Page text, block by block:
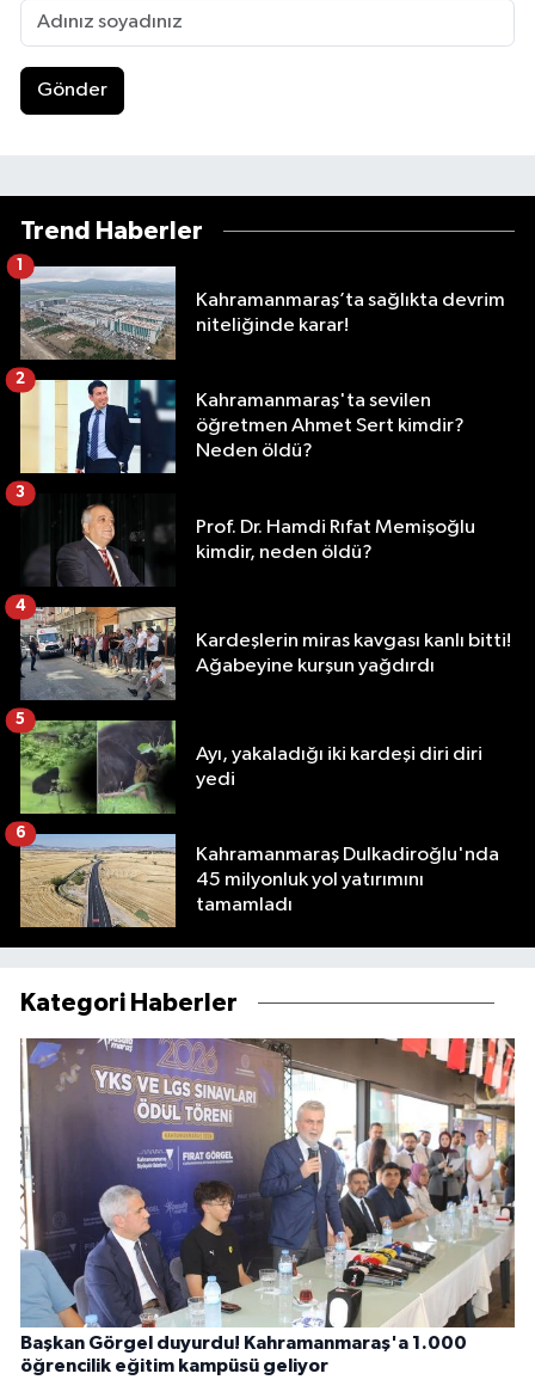
Gönder
Trend Haberler
Kahramanmaraş’ta sağlıkta devrim
niteliğinde karar!
1
Kahramanmaraş'ta sevilen
öğretmen Ahmet Sert kimdir?
Neden öldü?
2
Prof. Dr. Hamdi Rıfat Memişoğlu
kimdir, neden öldü?
3
Kardeşlerin miras kavgası kanlı bitti!
Ağabeyine kurşun yağdırdı
4
Ayı, yakaladığı iki kardeşi diri diri
yedi
5
Kahramanmaraş Dulkadiroğlu'nda
45 milyonluk yol yatırımını
tamamladı
6
Kategori Haberler
Başkan Görgel duyurdu! Kahramanmaraş'a 1.000
öğrencilik eğitim kampüsü geliyor